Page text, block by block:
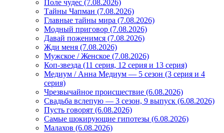
Поле чудес (7.08.2026)
Тайны Чапман (7.08.2026)
Главные тайны мира (7.08.2026)
Модный приговор (7.08.2026)
Давай поженимся (7.08.2026)
Жди меня (7.08.2026)
Мужское / Женское (7.08.2026)
Коп-звезда (11 серия, 12 серия и 13 серия)
Медиум / Анна Медиум — 5 сезон (3 серия и 4
серия)
Чрезвычайное происшествие (6.08.2026)
Свадьба вслепую — 3 сезон, 9 выпуск (6.08.2026)
Пусть говорят (6.08.2026)
Самые шокирующие гипотезы (6.08.2026)
Малахов (6.08.2026)